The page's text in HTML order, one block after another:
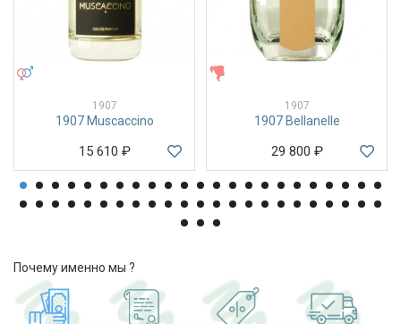
1907
1907 Muscaccino
15 610 ₽
1907
1907 Bellanelle
29 800 ₽
Почему именно мы ?